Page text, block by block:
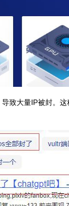
致大量IP被封。